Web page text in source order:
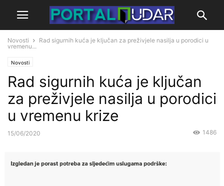
Novosti
Rad sigurnih kuća je ključan za preživjele nasilja u porodici u
vremenu...
Novosti
Rad sigurnih kuća je ključan
za preživjele nasilja u porodici
u vremenu krize
15/06/2020 1486